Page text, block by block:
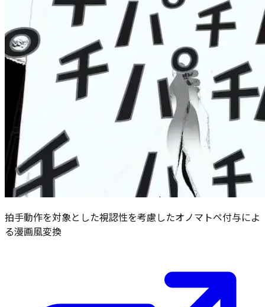
拍手動作を対象とした視認性を考慮したオノマトペ付与によ
る漫画風変換